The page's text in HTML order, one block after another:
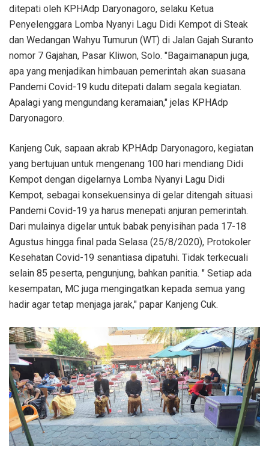
ditepati oleh KPHAdp Daryonagoro, selaku Ketua
Penyelenggara Lomba Nyanyi Lagu Didi Kempot di Steak
dan Wedangan Wahyu Tumurun (WT) di Jalan Gajah Suranto
nomor 7 Gajahan, Pasar Kliwon, Solo. "Bagaimanapun juga,
apa yang menjadikan himbauan pemerintah akan suasana
Pandemi Covid-19 kudu ditepati dalam segala kegiatan.
Apalagi yang mengundang keramaian," jelas KPHAdp
Daryonagoro.
Kanjeng Cuk, sapaan akrab KPHAdp Daryonagoro, kegiatan
yang bertujuan untuk mengenang 100 hari mendiang Didi
Kempot dengan digelarnya Lomba Nyanyi Lagu Didi
Kempot, sebagai konsekuensinya di gelar ditengah situasi
Pandemi Covid-19 ya harus menepati anjuran pemerintah.
Dari mulainya digelar untuk babak penyisihan pada 17-18
Agustus hingga final pada Selasa (25/8/2020), Protokoler
Kesehatan Covid-19 senantiasa dipatuhi. Tidak terkecuali
selain 85 peserta, pengunjung, bahkan panitia. " Setiap ada
kesempatan, MC juga mengingatkan kepada semua yang
hadir agar tetap menjaga jarak," papar Kanjeng Cuk.